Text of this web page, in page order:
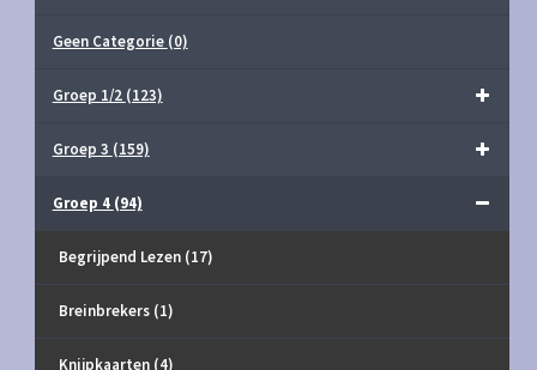
Geen Categorie (0)
Groep 1/2 (123)
Groep 3 (159)
Groep 4 (94)
Begrijpend Lezen (17)
Breinbrekers (1)
Knijpkaarten (4)